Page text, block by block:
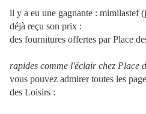
il y a eu une gagnante : mimilastef
déjà reçu son prix :
des fournitures offertes par Place
rapides comme l'éclair chez Place
vous pouvez admirer toutes les
des Loisirs :